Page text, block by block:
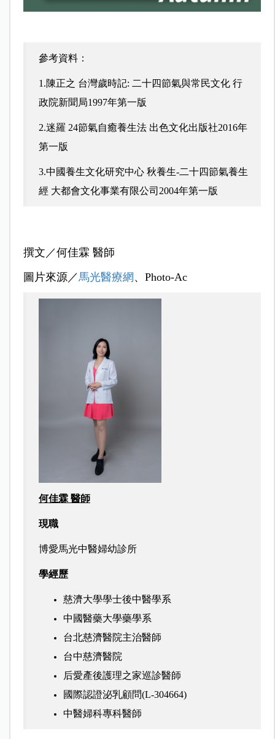
參考資料：
1.陳正之 台灣歲時記: 二十四節氣與常民文化 行
政院新聞局1997年第一版
2.迷羅 24節氣自癒養生法 出色文化出版社2016年
第一版
3.中國養生文化研究中心 秋養生-二十四節氣養生
經 大都會文化事業有限公司2004年第一版
撰文／何佳霖 醫師
圖片來源／馬光醫療網 、Photo-Ac
何佳霖 醫師
現職
博愛馬光中醫婦幼診所
學經歷
慈濟大學學士後中醫學系
中國醫藥大學藥學系
台北慈濟醫院主治醫師
台中慈濟醫院
后愛產後護理之家巡診醫師
國際認證泌乳顧問(L-304664)
中醫婦科專科醫師